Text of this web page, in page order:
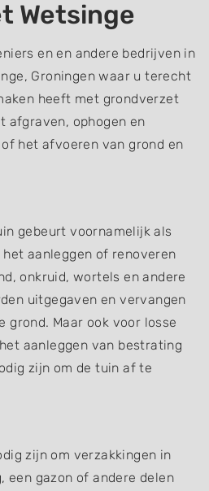
Wetsinge
en en andere bedrijven in
Groningen waar u terecht
heeft met grondverzet
afgraven, ophogen en
het afvoeren van grond en
gebeurt voornamelijk als
aanleggen of renoveren
onkruid, wortels en andere
uitgegaven en vervangen
grond. Maar ook voor losse
aanleggen van bestrating
zijn om de tuin af te
zijn om verzakkingen in
een gazon of andere delen